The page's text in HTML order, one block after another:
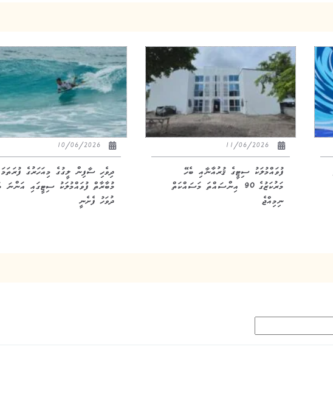
ފުވައްމުލަކު ސިޓީގެ ޤުރުއާނާއި ބެހޭ
މަރުކަޒުގެ 90 އިންސައްތަ މަސައްކަތް
ނިމިއްޖެ
10/06/2026
ދިވެހި ސާފިން ލީގުގެ މިއަހަރުގެ ފުރަތަމަ
މުބާރާތް ފުވައްމުލަކު ސިޓީގައި އަންނަ
ދުވަހު ފެށެނީ